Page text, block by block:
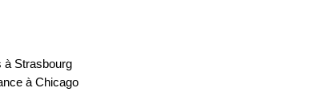
à Strasbourg
à Chicago